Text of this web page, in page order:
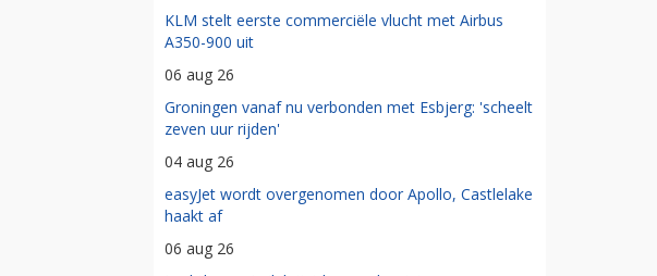
KLM stelt eerste commerciële vlucht met Airbus
A350-900 uit
06 aug 26
Groningen vanaf nu verbonden met Esbjerg: 'scheelt
zeven uur rijden'
04 aug 26
easyJet wordt overgenomen door Apollo, Castlelake
haakt af
06 aug 26